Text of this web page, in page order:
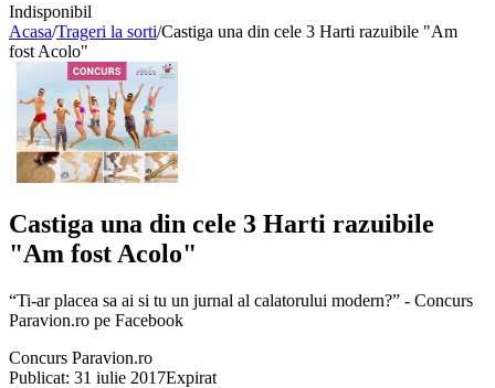
Indisponibil
Acasa/Trageri la sorti/Castiga una din cele 3 Harti razuibile "Am
fost Acolo"
Castiga una din cele 3 Harti razuibile
"Am fost Acolo"
“Ti-ar placea sa ai si tu un jurnal al calatorului modern?” - Concurs
Paravion.ro pe Facebook
Concurs Paravion.ro
Publicat: 31 iulie 2017Expirat